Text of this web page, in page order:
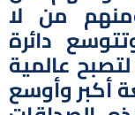
من لا
دائرة
عالمية
أكبر وأوسع